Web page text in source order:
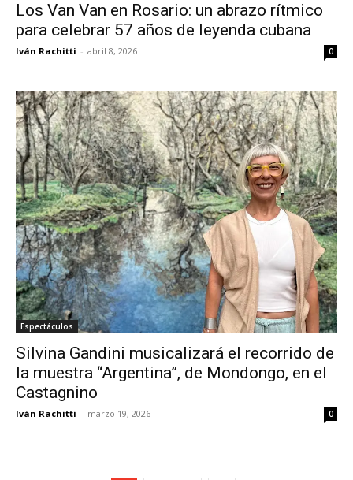
Los Van Van en Rosario: un abrazo rítmico
para celebrar 57 años de leyenda cubana
Iván Rachitti - abril 8, 2026 0
Espectáculos
Silvina Gandini musicalizará el recorrido de
la muestra “Argentina”, de Mondongo, en el
Castagnino
Iván Rachitti - marzo 19, 2026 0